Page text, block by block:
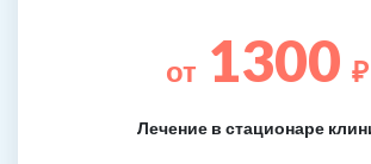
от 1300 ₽
Лечение в стационаре